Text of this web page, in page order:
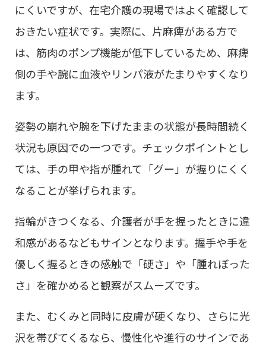
にくいですが、在宅介護の現場ではよく確認して
おきたい症状です。実際に、片麻痺がある方で
は、筋肉のポンプ機能が低下しているため、麻痺
側の手や腕に血液やリンパ液がたまりやすくなり
ます。
姿勢の崩れや腕を下げたままの状態が長時間続く
状況も原因での一つです。チェックポイントとし
ては、手の甲や指が腫れて「グー」が握りにくく
なることが挙げられます。
指輪がきつくなる、介護者が手を握ったときに違
和感があるなどもサインとなります。握手や手を
優しく握るときの感触で「硬さ」や「腫れぼった
さ」を確かめると観察がスムーズです。
また、むくみと同時に皮膚が硬くなり、さらに光
沢を帯びてくるなら、慢性化や進行のサインであ